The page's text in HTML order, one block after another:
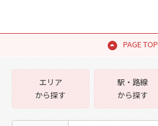
PAGE TOP
エリア
から探す
駅・路線
から探す